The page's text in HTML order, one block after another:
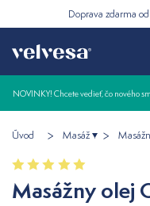
Doprava zdarma
NOVINKY! Chcete vedieť, čo nového
Úvod Masáž
Masážny olej